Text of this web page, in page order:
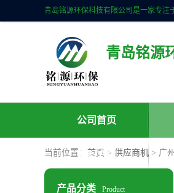
青岛铭源
公司首页
联系方式
当前位置： 首页 > 供应商机 > 广
产品分类 Product